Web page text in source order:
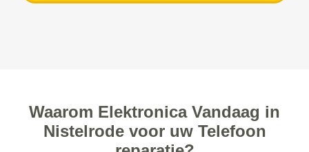
Waarom Elektronica Vandaag in
Nistelrode voor uw Telefoon